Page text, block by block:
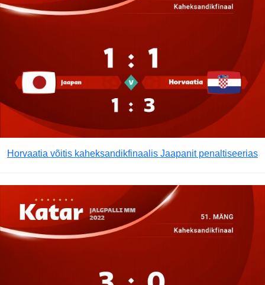
Horvaatia võitis kaheksandikfinaalis Jaapanit penaltiseerias